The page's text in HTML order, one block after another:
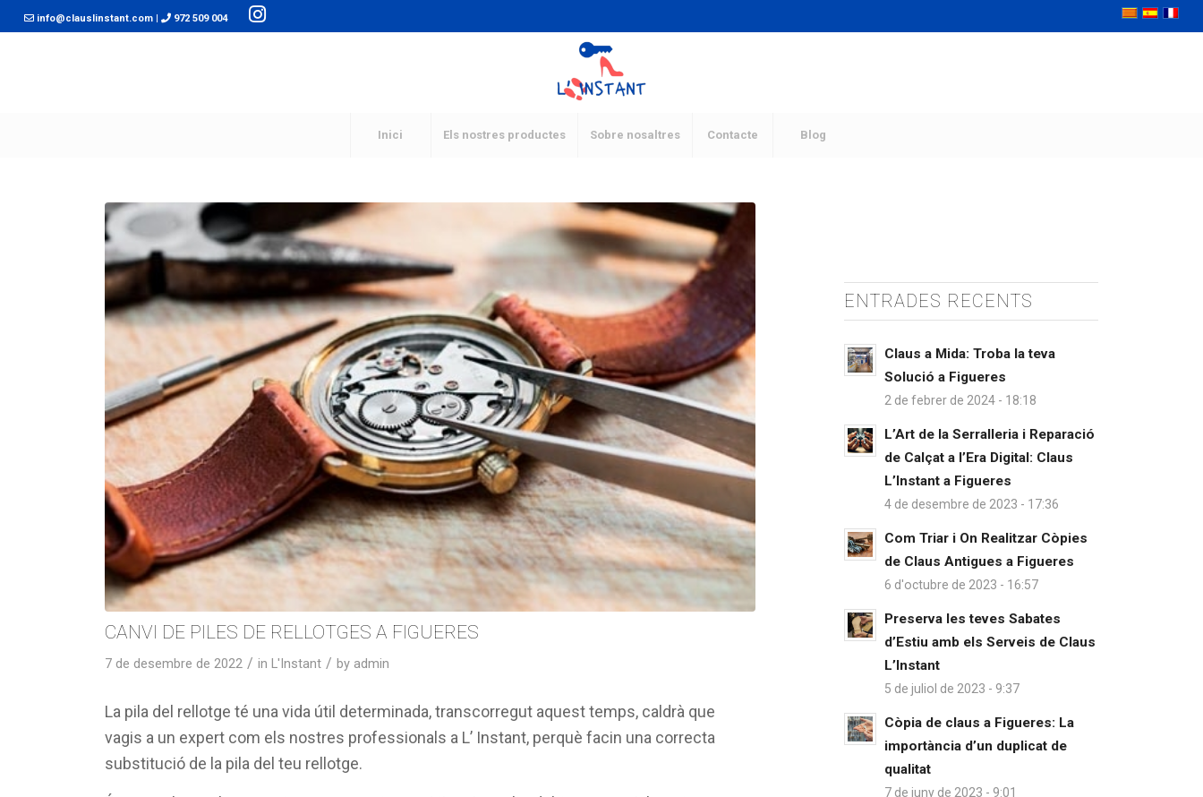
info@clauslinstant.com| 972 509 004
Inici Els nostres productes Sobre nosaltres Contacte Blog
CANVI DE PILES DE RELLOTGES A FIGUERES
7 de desembre de 2022 / in L'Instant / by admin
La pila del rellotge té una vida útil determinada, transcorregut aquest temps, caldrà que
vagis a un expert com els nostres professionals a L’ Instant, perquè facin una correcta
substitució de la pila del teu rellotge.
ENTRADES RECENTS
Claus a Mida: Troba la teva
Solució a Figueres
2 de febrer de 2024 - 18:18
L’Art de la Serralleria i Reparació
de Calçat a l’Era Digital: Claus
L’Instant a Figueres
4 de desembre de 2023 - 17:36
Com Triar i On Realitzar Còpies
de Claus Antigues a Figueres
6 d'octubre de 2023 - 16:57
Preserva les teves Sabates
d’Estiu amb els Serveis de Claus
L’Instant
5 de juliol de 2023 - 9:37
Còpia de claus a Figueres: La
importància d’un duplicat de
qualitat
7 de juny de 2023 - 9:01